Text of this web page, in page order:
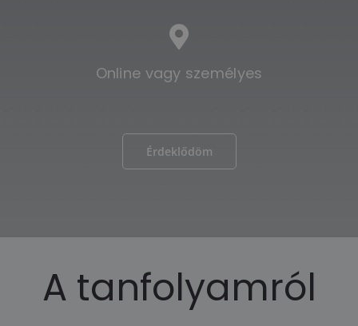
Online vagy személyes
Érdeklődöm
A tanfolyamról